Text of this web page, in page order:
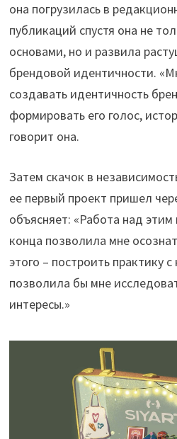
она погрузилась в
публикаций спустя она не
основами, но и развила
брендовой идентичности.
создавать идентичность
формировать его голос,
говорит она.
Затем скачок в
ее первый проект пришел
объясняет: «Работа над
конца позволила мне
этого – построить практику
позволила бы мне
интересы.»